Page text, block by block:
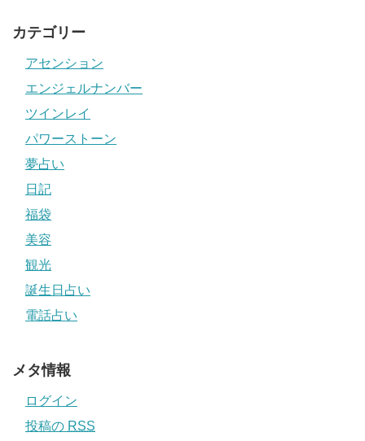
カテゴリー
アセンション
エンジェルナンバー
ツインレイ
パワーストーン
夢占い
日記
福袋
美容
観光
誕生日占い
電話占い
メタ情報
ログイン
投稿の RSS